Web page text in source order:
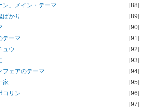
ン」メイン・テーマ
ばかり
テーマ
ュウ
フェアのテーマ
家
コリン
[88]
[89]
[90]
[91]
[92]
[93]
[94]
[95]
[96]
[97]